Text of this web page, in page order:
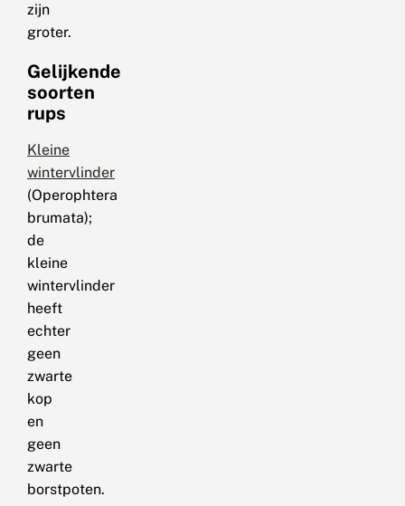
zijn
groter.
Gelijkende
soorten
rups
Kleine
wintervlinder
(Operophtera
brumata);
de
kleine
wintervlinder
heeft
echter
geen
zwarte
kop
en
geen
zwarte
borstpoten.